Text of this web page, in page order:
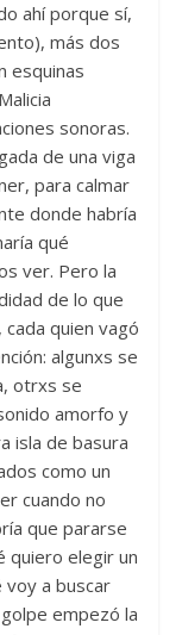
ahí porque sí,
más dos
esquinas
sonoras.
de una viga
para calmar
donde habría
qué
ver. Pero la
de lo que
quien vagó
algunxs se
otrxs se
amorfo y
isla de basura
como un
cuando no
que pararse
quiero elegir un
a buscar
empezó la